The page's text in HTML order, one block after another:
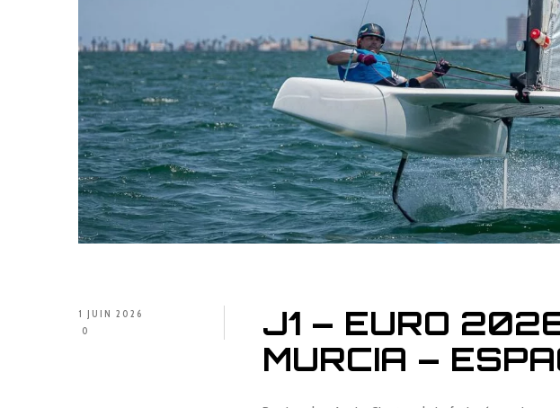
1 JUIN 2026
0
J1 – EURO
MURCIA –